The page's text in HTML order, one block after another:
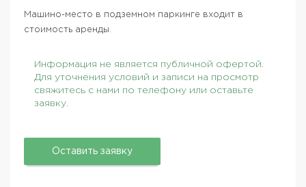
Машино-место в подземном паркинге входит в
стоимость аренды.
Информация не является публичной офертой.
Для уточнения условий и записи на просмотр
свяжитесь с нами по телефону или оставьте
заявку.
Оставить заявку